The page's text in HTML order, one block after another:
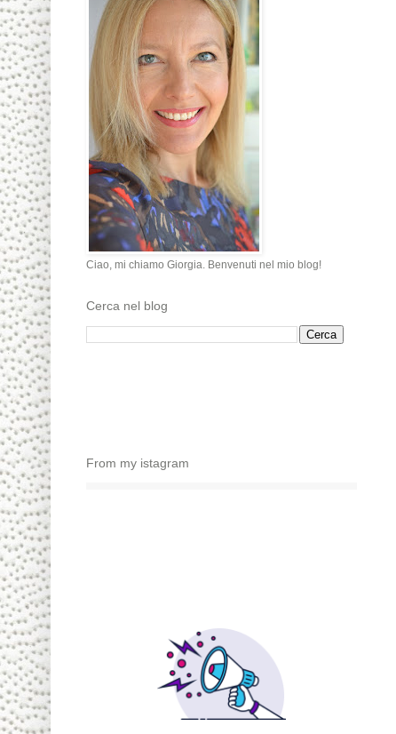
Ciao, mi chiamo Giorgia. Benvenuti nel mio blog!
Cerca nel blog
From my istagram